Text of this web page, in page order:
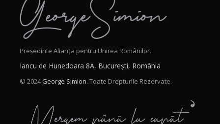
Președinte Alianța pentru Unirea Românilor.
Iancu de Hunedoara 8A, București, România
© 2024George Simion. Toate Drepturile Rezervate.